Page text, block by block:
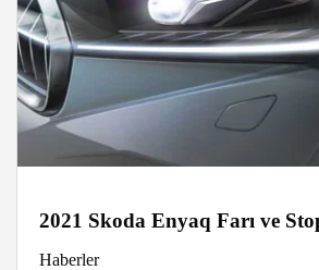
2021 Skoda Enyaq Farı ve
Haberler